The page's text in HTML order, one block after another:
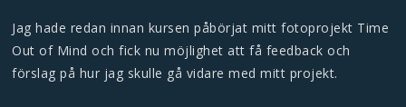
Jag hade redan innan kursen påbörjat mitt fotoprojekt Time
Out of Mind och fick nu möjlighet att få feedback och
förslag på hur jag skulle gå vidare med mitt projekt.